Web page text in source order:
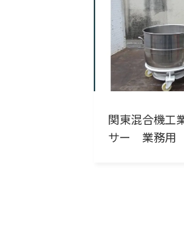
関東混合機
サー 業務用